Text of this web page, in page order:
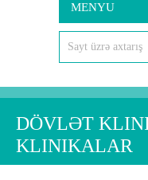
MENYU
DÖVLƏT
KLINIKALAR